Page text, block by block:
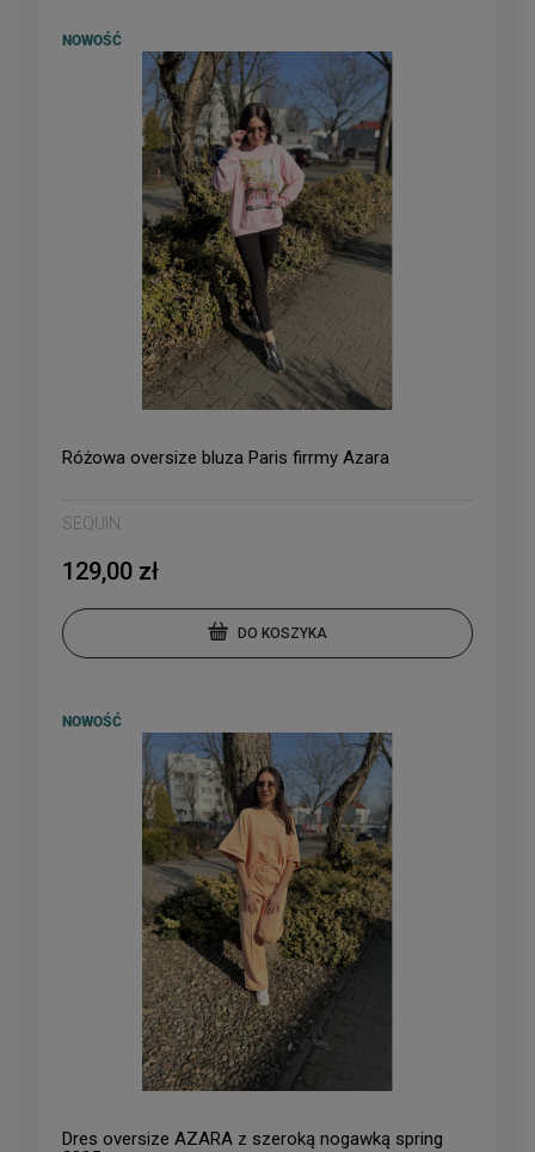
Różowa oversize bluza Paris firrmy Azara
SEQUIN
129,00 zł
DO KOSZYKA
NOWOŚĆ
Dres oversize AZARA z szeroką nogawką spring
NOWOŚĆ